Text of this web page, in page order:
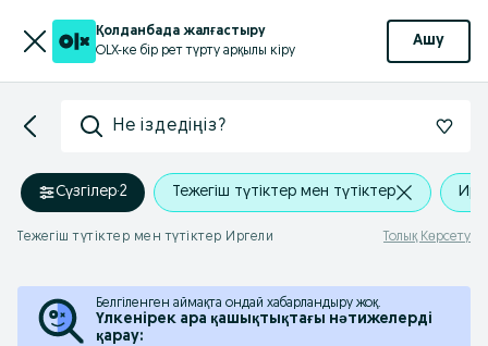
Қолданбада жалғастыру
OLX-ке бір рет түрту арқылы кіру
Ашу
Не іздедіңіз?
Сүзгілер·2 Тежегіш түтіктер мен түтіктер
Тежегіш түтіктер мен түтіктер Иргели Толық Көрсету
Белгіленген аймақта ондай хабарландыру жоқ.
Үлкенірек ара қашықтықтағы нәтижелерді
қарау: